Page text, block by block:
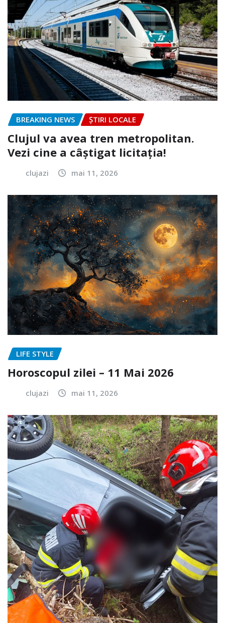
BREAKING NEWS ȘTIRI LOCALE
Clujul va avea tren metropolitan.
Vezi cine a câștigat licitația!
clujazi mai 11, 2026
LIFE STYLE
Horoscopul zilei – 11 Mai 2026
clujazi mai 11, 2026